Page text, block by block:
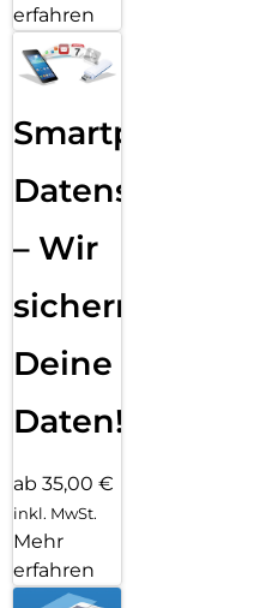
erfahren
Smartphone
Datensicherung
– Wir
sichern
Deine
Daten!
ab 35,00 €
inkl. MwSt.
Mehr
erfahren